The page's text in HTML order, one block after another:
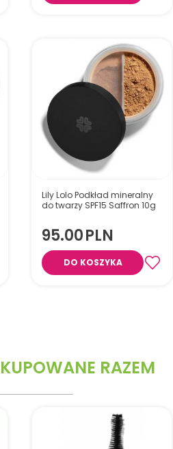
Lily Lolo Podkład mineralny
do twarzy SPF15 Saffron 10g
95.00PLN
DO KOSZYKA
RAZEM